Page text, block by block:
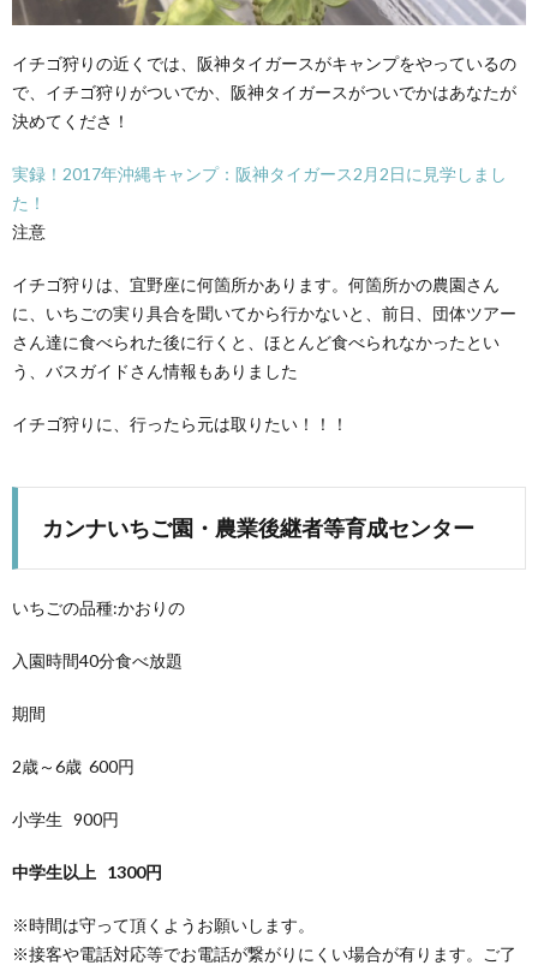
イチゴ狩りの近くでは、阪神タイガースがキャンプをやっているの
で、イチゴ狩りがついでか、阪神タイガースがついでかはあなたが
決めてくださ！
実録！2017年沖縄キャンプ：阪神タイガース2月2日に見学しまし
た！
注意
イチゴ狩りは、宜野座に何箇所かあります。何箇所かの農園さん
に、いちごの実り具合を聞いてから行かないと、前日、団体ツアー
さん達に食べられた後に行くと、ほとんど食べられなかったとい
う、バスガイドさん情報もありました
イチゴ狩りに、行ったら元は取りたい！！！
カンナいちご園・農業後継者等育成センター
いちごの品種:かおりの
入園時間40分食べ放題
期間
2歳～6歳 600円
小学生 900円
中学生以上 1300円
※時間は守って頂くようお願いします。
※接客や電話対応等でお電話が繋がりにくい場合が有ります。ご了